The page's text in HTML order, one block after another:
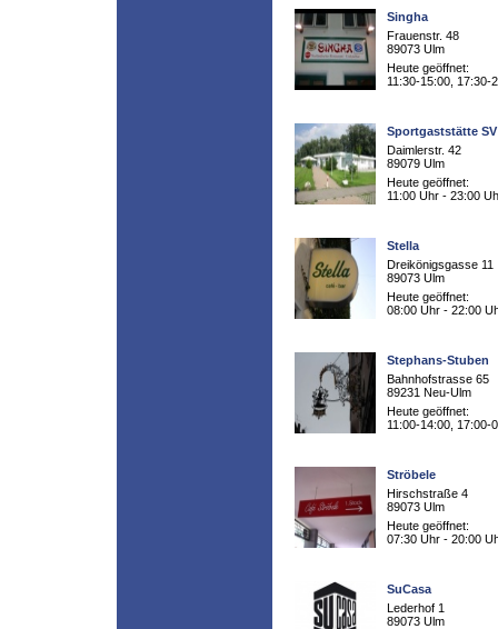
Singha
Frauenstr. 48
89073 Ulm
Heute geöffnet:
11:30-15:00, 17:30-
Sportgaststätte
Daimlerstr. 42
89079 Ulm
Heute geöffnet:
11:00 Uhr - 23:00
Stella
Dreikönigsgasse 11
89073 Ulm
Heute geöffnet:
08:00 Uhr - 22:00
Stephans-Stuben
Bahnhofstrasse 65
89231 Neu-Ulm
Heute geöffnet:
11:00-14:00, 17:00-
Ströbele
Hirschstraße 4
89073 Ulm
Heute geöffnet:
07:30 Uhr - 20:00
SuCasa
Lederhof 1
89073 Ulm